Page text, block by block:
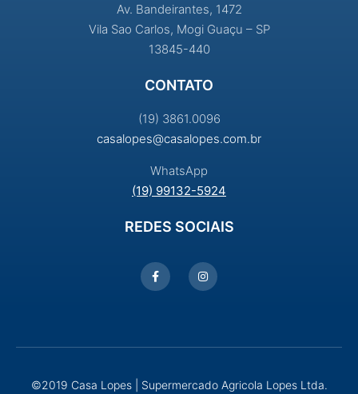
Av. Bandeirantes, 1472
Vila Sao Carlos, Mogi Guaçu – SP
13845-440
CONTATO
(19) 3861.0096
casalopes@casalopes.com.br
WhatsApp
(19) 99132-5924
REDES SOCIAIS
©2019 Casa Lopes | Supermercado Agricola Lopes Ltda.